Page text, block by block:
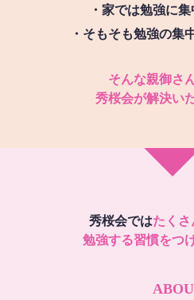
・家では勉強に
・そもそも勉強の集
そんな親御さ
秀桜会が解決い
秀桜会ではたく
勉強する習慣をつ